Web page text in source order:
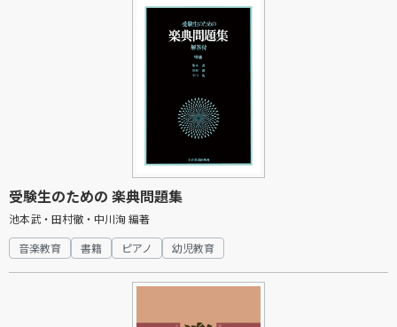
受験生のための 楽典問題集
池本武・田村徹・中川洵 編著
音楽教育
書籍 ピアノ 幼児教育